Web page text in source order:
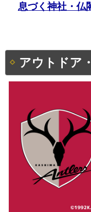
息づく神社・仏
アウトドア